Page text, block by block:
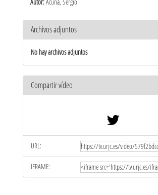
Autor:Acuña, Sergio
Archivos adjuntos
No hay archivos adjuntos
Compartir vídeo
URL:
IFRAME: